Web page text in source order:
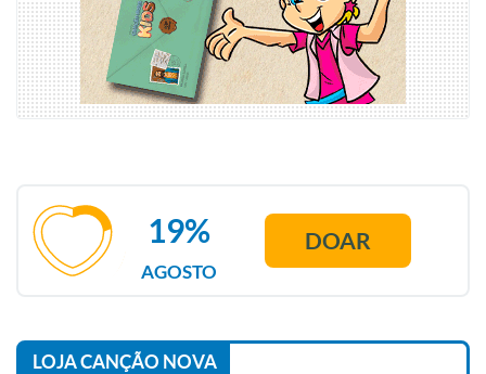
AGOSTO
19% DOAR
LOJA CANÇÃO NOVA